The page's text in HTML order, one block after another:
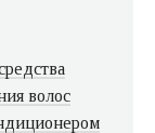
волос